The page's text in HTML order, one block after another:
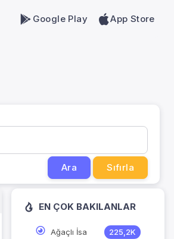
Google Play App Store
Ara Sıfırla
EN ÇOK BAKILANLAR
Ağaçlı İsa
225,2K